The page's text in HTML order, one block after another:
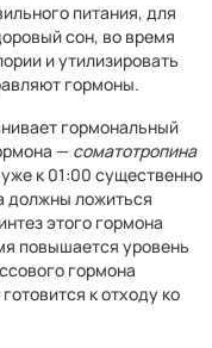
питания, для
сон, во время
и утилизировать
гормоны.
гормональный
— соматотропина
к 01:00 существенно
должны ложиться
этого гормона
повышается уровень
гормона
к отходу ко